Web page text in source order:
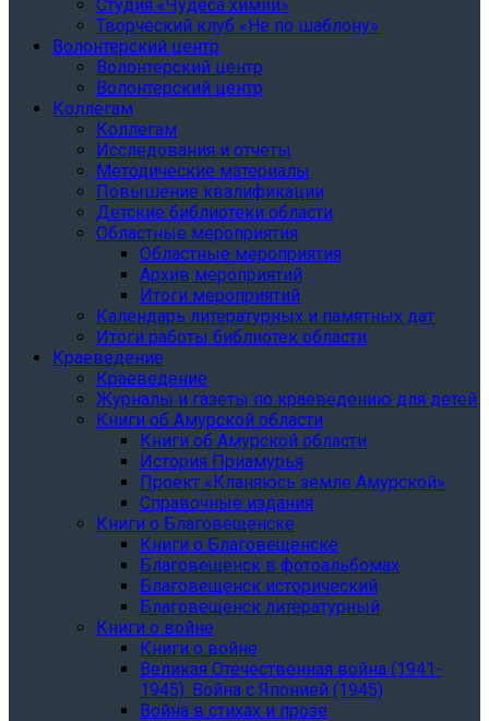
Студия «Чудеса химии»
Творческий клуб «Не по шаблону»
Волонтерский центр
Волонтерский центр
Волонтерский центр
Коллегам
Коллегам
Исследования и отчеты
Методические материалы
Повышение квалификации
Детские библиотеки области
Областные мероприятия
Областные мероприятия
Архив мероприятий
Итоги мероприятий
Календарь литературных и памятных дат
Итоги работы библиотек области
Краеведение
Краеведение
Журналы и газеты по краеведению для детей
Книги об Амурской области
Книги об Амурской области
История Приамурья
Проект «Кланяюсь земле Амурской»
Справочные издания
Книги о Благовещенске
Книги о Благовещенске
Благовещенск в фотоальбомах
Благовещенск исторический
Благовещенск литературный
Книги о войне
Книги о войне
Великая Отечественная война (1941-
1945). Война с Японией (1945)
Война в стихах и прозе